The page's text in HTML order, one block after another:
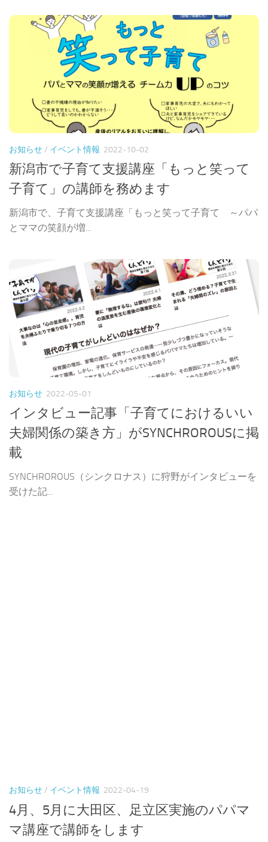
お知らせ/ イベント情報 2022-10-02
新潟市で子育て支援講座「もっと笑って
子育て」の講師を務めます
新潟市で、子育て支援講座「もっと笑って子育て ～パパ
とママの笑顔が増...
お知らせ 2022-05-01
インタビュー記事「子育てにおけるいい
夫婦関係の築き方」がSYNCHROROUSに掲
載
SYNCHROROUS（シンクロナス）に狩野がインタビューを
受けた記...